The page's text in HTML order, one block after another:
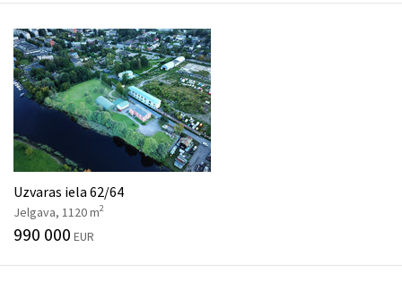
Uzvaras iela 62/64
Jelgava, 1120 m2
990 000 EUR